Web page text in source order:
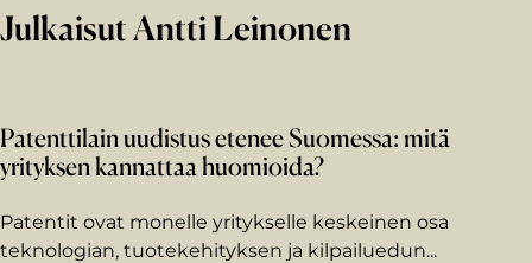
Julkaisut Antti Leinonen
Patenttilain uudistus etenee Suomessa: mitä
yrityksen kannattaa huomioida?
Patentit ovat monelle yritykselle keskeinen osa
teknologian, tuotekehityksen ja kilpailuedun...